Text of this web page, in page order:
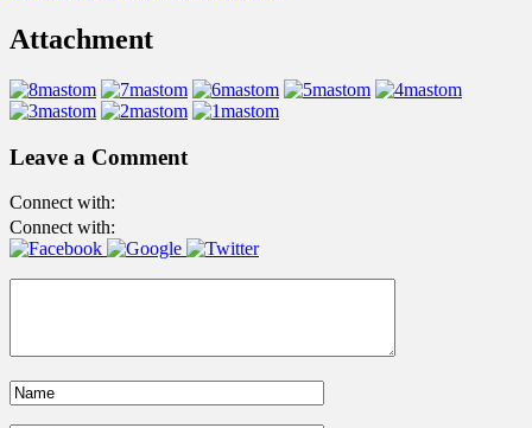
Attachment
Leave a Comment
Connect with:
Connect with: